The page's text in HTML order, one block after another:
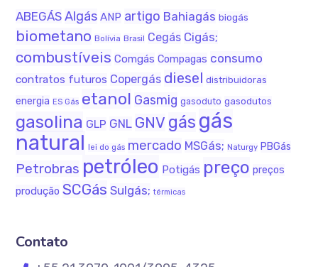
ABEGÁS Algás ANP artigo Bahiagás biogás
biometano Bolívia Brasil Cegás Cigás;
combustíveis Comgás Compagas consumo
contratos futuros Copergás diesel distribuidoras
energia ES Gás etanol Gasmig gasoduto gasodutos
gasolina GLP GNL GNV gás gás
natural lei do gás mercado MSGás; Naturgy PBGás
Petrobras petróleo Potigás preço preços
produção SCGás Sulgás; térmicas
Contato